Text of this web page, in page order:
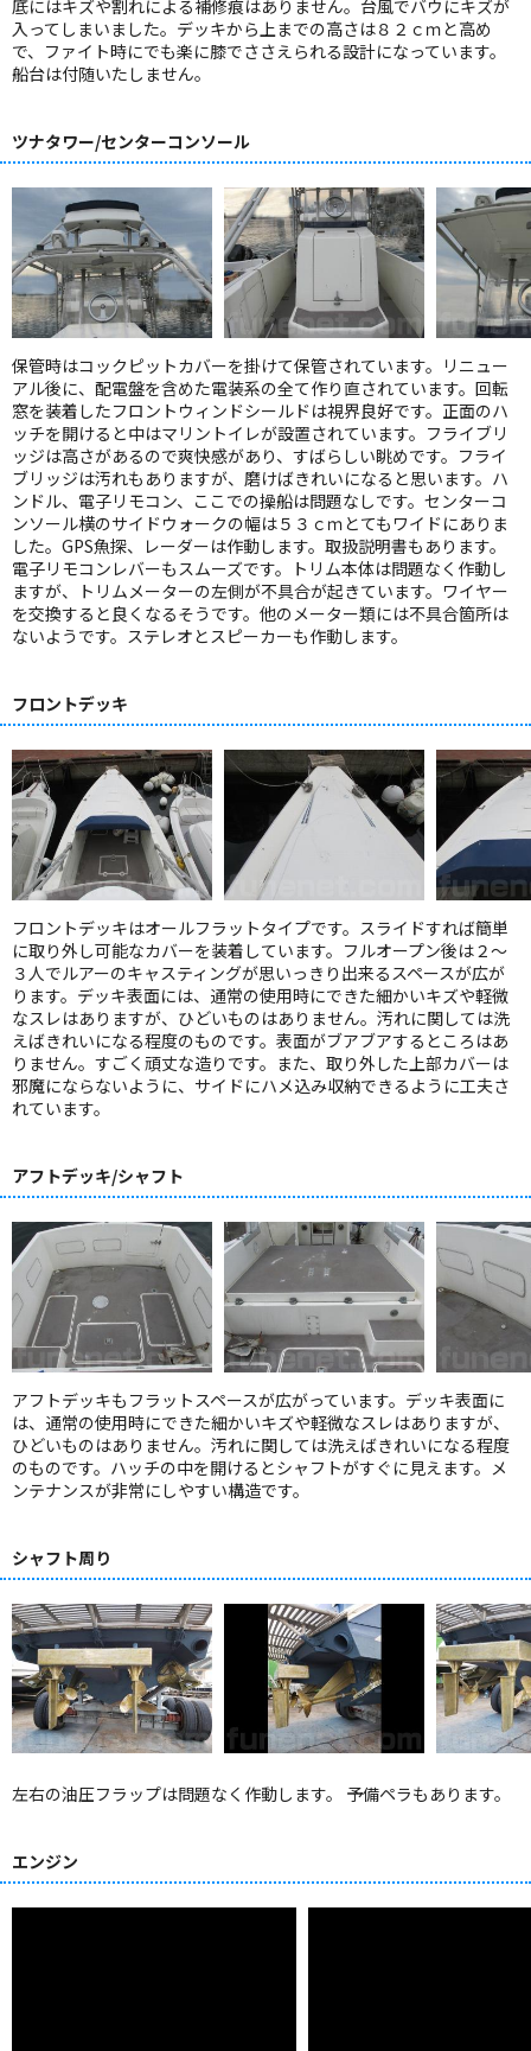
底にはキズや割れによる補修痕はありません。台風でバウにキズが
入ってしまいました。デッキから上までの高さは８２ｃｍと高め
で、ファイト時にでも楽に膝でささえられる設計になっています。
船台は付随いたしません。
ツナタワー/センターコンソール
保管時はコックピットカバーを掛けて保管されています。リニュー
アル後に、配電盤を含めた電装系の全て作り直されています。回転
窓を装着したフロントウィンドシールドは視界良好です。正面のハ
ッチを開けると中はマリントイレが設置されています。フライブリ
ッジは高さがあるので爽快感があり、すばらしい眺めです。フライ
ブリッジは汚れもありますが、磨けばきれいになると思います。ハ
ンドル、電子リモコン、ここでの操船は問題なしです。センターコ
ンソール横のサイドウォークの幅は５３ｃｍとてもワイドにありま
した。GPS魚探、レーダーは作動します。取扱説明書もあります。
電子リモコンレバーもスムーズです。トリム本体は問題なく作動し
ますが、トリムメーターの左側が不具合が起きています。ワイヤー
を交換すると良くなるそうです。他のメーター類には不具合箇所は
ないようです。ステレオとスピーカーも作動します。
フロントデッキ
フロントデッキはオールフラットタイプです。スライドすれば簡単
に取り外し可能なカバーを装着しています。フルオープン後は２～
３人でルアーのキャスティングが思いっきり出来るスペースが広が
ります。デッキ表面には、通常の使用時にできた細かいキズや軽微
なスレはありますが、ひどいものはありません。汚れに関しては洗
えばきれいになる程度のものです。表面がブアブアするところはあ
りません。すごく頑丈な造りです。また、取り外した上部カバーは
邪魔にならないように、サイドにハメ込み収納できるように工夫さ
れています。
アフトデッキ/シャフト
アフトデッキもフラットスペースが広がっています。デッキ表面に
は、通常の使用時にできた細かいキズや軽微なスレはありますが、
ひどいものはありません。汚れに関しては洗えばきれいになる程度
のものです。ハッチの中を開けるとシャフトがすぐに見えます。メ
ンテナンスが非常にしやすい構造です。
シャフト周り
左右の油圧フラップは問題なく作動します。 予備ペラもあります。
エンジン